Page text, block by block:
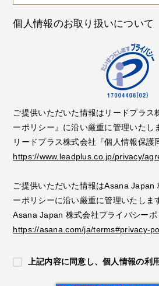
個人情報のお取り扱いについて
ご提供いただいた情報はリードプラス
ーポリシー』に沿い厳重に管理いたし
リードプラス株式会社『個人情報保護
https://www.leadplus.co.jp/privacy/
ご提供いただいた情報はAsana Japan
ーポリシーに沿い厳重に管理いたしま
Asana Japan 株式会社プライバシーポ
https://asana.com/ja/terms#privacy-
上記内容に同意し、個人情報の利